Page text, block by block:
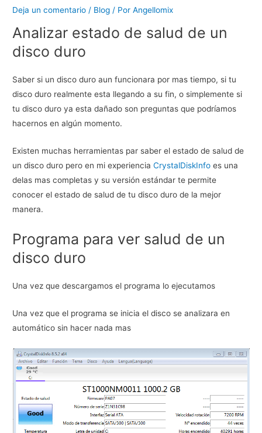
Deja un comentario / Blog / PorAngellomix
Analizar estado de salud de un
disco duro
Saber si un disco duro aun funcionara por mas tiempo, si tu
disco duro realmente esta llegando a su fin, o simplemente si
tu disco duro ya esta dañado son preguntas que podríamos
hacernos en algún momento.
Existen muchas herramientas par saber el estado de salud de
un disco duro pero en mi experienciaCrystalDiskInfo es una
delas mas completas y su versión estándar te permite
conocer el estado de salud de tu disco duro de la mejor
manera.
Programa para ver salud de un
disco duro
Una vez que descargamos el programa lo ejecutamos
Una vez que el programa se inicia el disco se analizara en
automático sin hacer nada mas